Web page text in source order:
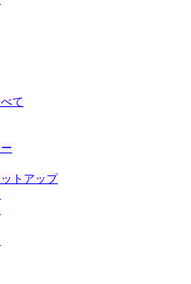
て
トアップ